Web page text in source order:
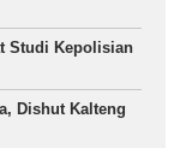
Studi Kepolisian
Dishut Kalteng